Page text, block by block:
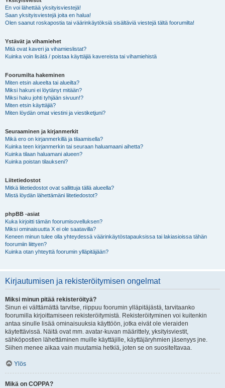
En voi lähettää yksityisviestejä!
Saan yksityisviestejä joita en halua!
Olen saanut roskapostia tai väärinkäytöksiä sisältäviä viestejä tältä foorumilta!
Ystävät ja vihamiehet
Mitä ovat kaveri ja vihamieslistat?
Kuinka voin lisätä / poistaa käyttäjiä kavereista tai vihamiehistä
Foorumilta hakeminen
Miten etsin alueelta tai alueilta?
Miksi hakuni ei löytänyt mitään?
Miksi haku johti tyhjään sivuun!?
Miten etsin käyttäjiä?
Miten löydän omat viestini ja viestiketjuni?
Seuraaminen ja kirjanmerkit
Mikä ero on kirjanmerkillä ja tilaamisella?
Kuinka teen kirjanmerkin tai seuraan haluamaani aihetta?
Kuinka tilaan haluamani alueen?
Kuinka poistan tilaukseni?
Liitetiedostot
Mitkä liitetiedostot ovat sallittuja tällä alueella?
Mistä löydän lähettämäni liitetiedostot?
phpBB -asiat
Kuka kirjoitti tämän foorumisovelluksen?
Miksi ominaisuutta X ei ole saatavilla?
Keneen minun tulee olla yhteydessä väärinkäytöstapauksissa tai lakiasioissa tähän
foorumiin liittyen?
Kuinka otan yhteyttä foorumin ylläpitäjään?
Kirjautumisen ja rekisteröitymisen ongelmat
Miksi minun pitää rekisteröityä?
Sinun ei välttämättä tarvitse, riippuu foorumin ylläpitäjästä, tarvitaanko
foorumilla kirjoittamiseen rekisteröitymistä. Rekisteröityminen voi kuitenkin
antaa sinulle lisää ominaisuuksia käyttöön, jotka eivät ole vieraiden
käytettävissä. Näitä ovat mm. avatar-kuvan määrittely, yksityisviestit,
sähköpostien lähettäminen muille käyttäjille, käyttäjäryhmien jäsenyys jne.
Siihen menee aikaa vain muutamia hetkiä, joten se on suositeltavaa.
Ylös
Mikä on COPPA?